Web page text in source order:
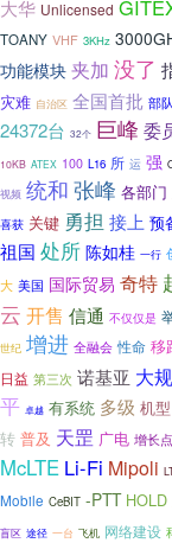
大华 Unlicensed
TOANY VHF 3KHz
功能模块 夹加 没了
灾难 自治区 全国首批 部队
24372台 32个 巨峰 委
10KB ATEX 100 L16 所 运 强
视频 统和 张峰 各部门
喜获 关键 勇担 接上 预
祖国 处所 陈如桂 一行
大 美国 国际贸易 奇特
云 开售 信通 不仅仅是
世纪 增进 全融会 性命 移
日益 第三次 诺基亚 大
平 卓越 有系统 多级 机型
转 普及 天罡 广电 增长点
McLTE Li-Fi Mipoli
Mobile CeBIT -PTT HOLD
盲区 途径 一台 飞机 网络建设